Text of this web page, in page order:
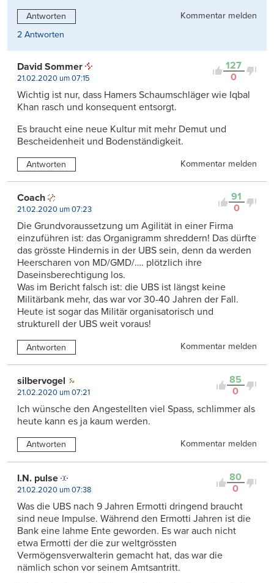
Antworten
Kommentar melden
2 Antworten
127
0
David Sommer
21.02.2020 um 07:15
Wichtig ist nur, dass Hamers Schaumschläger wie Iqbal
Khan rasch und konsequent entsorgt.
Es braucht eine neue Kultur mit mehr Demut und
Bescheidenheit und Bodenständigkeit.
Antworten Kommentar melden
91
0
Coach
21.02.2020 um 07:23
Die Grundvoraussetzung um Agilität in einer Firma
einzuführen ist: das Organigramm shreddern! Das dürfte
das grösste Hindernis in der UBS sein, denn da werden
Heerscharen von MD/GMD/…. plötzlich ihre
Daseinsberechtigung los.
Was im Bericht falsch ist: die UBS ist längst keine
Militärbank mehr, das war vor 30-40 Jahren der Fall.
Heute ist sogar das Militär organisatorisch und
strukturell der UBS weit voraus!
Antworten Kommentar melden
85
0
silbervogel
21.02.2020 um 07:21
Ich wünsche den Angestellten viel Spass, schlimmer als
heute kann es ja kaum werden.
Antworten Kommentar melden
80
0
I.N. pulse
21.02.2020 um 07:38
Was die UBS nach 9 Jahren Ermotti dringend braucht
sind neue Impulse. Während den Ermotti Jahren ist die
Bank eine lahme Ente geworden. Es war auch nicht
etwa Ermotti der die zur weltgrössten
Vermögensverwalterin gemacht hat, das war die
nämlich schon vor seinem Amtsantritt.